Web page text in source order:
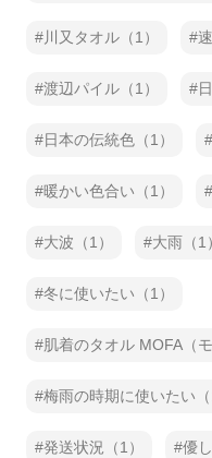
川又タオル（1）
渡辺パイル（1）
日本の伝統色（1）
暖かい色合い（1）
大波（1） 大雨（1
冬に使いたい（1）
肌着のタオル MOFA（
梅雨の時期に使いたい（
発送状況（1） 優